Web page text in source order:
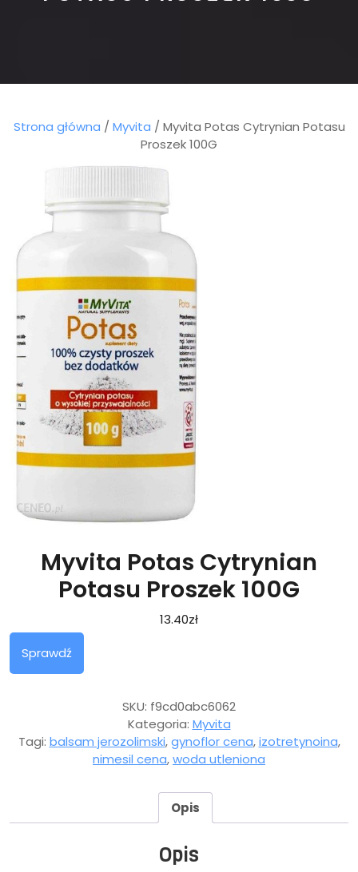
Strona główna / Myvita / Myvita Potas Cytrynian Potasu
Proszek 100G
Myvita Potas Cytrynian
Potasu Proszek 100G
13.40zł
Sprawdź
SKU: f9cd0abc6062
Kategoria: Myvita
Tagi: balsam jerozolimski,gynoflor cena,izotretynoina,
nimesil cena,woda utleniona
Opis
Opis